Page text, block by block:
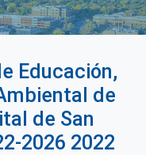
Educación,
de
de San
2026 2022